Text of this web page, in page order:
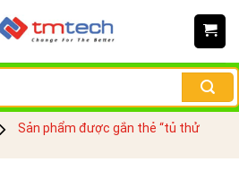
Sản phẩm được gắn thẻ “tủ thử